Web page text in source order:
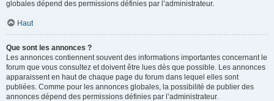
globales dépend des permissions définies par l’administrateur.
Haut
Que sont les annonces ?
Les annonces contiennent souvent des informations importantes concernant le
forum que vous consultez et doivent être lues dès que possible. Les annonces
apparaissent en haut de chaque page du forum dans lequel elles sont
publiées. Comme pour les annonces globales, la possibilité de publier des
annonces dépend des permissions définies par l’administrateur.